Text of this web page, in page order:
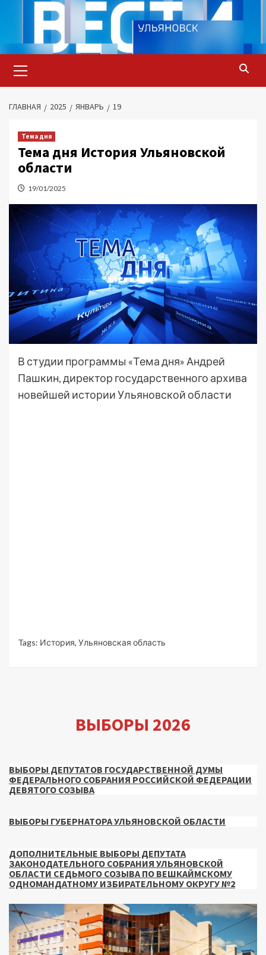
содержимому
меню
ГЛАВНАЯ 2025 ЯНВАРЬ 19
Тема дня
Тема дня История Ульяновской
области
19/01/2025
В студии программы «Тема дня» Андрей
Пашкин, директор государственного архива
новейшей истории Ульяновской области
Tags: История, Ульяновская область
ВЫБОРЫ 2026
ВЫБОРЫ ДЕПУТАТОВ ГОСУДАРСТВЕННОЙ ДУМЫ
ФЕДЕРАЛЬНОГО СОБРАНИЯ РОССИЙСКОЙ ФЕДЕРАЦИИ
ДЕВЯТОГО СОЗЫВА
ВЫБОРЫ ГУБЕРНАТОРА УЛЬЯНОВСКОЙ ОБЛАСТИ
ДОПОЛНИТЕЛЬНЫЕ ВЫБОРЫ ДЕПУТАТА
ЗАКОНОДАТЕЛЬНОГО СОБРАНИЯ УЛЬЯНОВСКОЙ
ОБЛАСТИ СЕДЬМОГО СОЗЫВА ПО ВЕШКАЙМСКОМУ
ОДНОМАНДАТНОМУ ИЗБИРАТЕЛЬНОМУ ОКРУГУ №2